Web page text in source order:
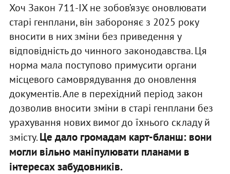
Хоч Закон 711-IX не зобов’язує оновлювати
старі генплани, він забороняє з 2025 року
вносити в них зміни без приведення у
відповідність до чинного законодавства. Ця
норма мала поступово примусити органи
місцевого самоврядування до оновлення
документів. Але в перехідний період закон
дозволив вносити зміни в старі генплани без
урахування нових вимог до їхнього складу й
змісту.Це дало громадам карт-бланш: вони
могли вільно маніпулювати планами в
інтересах забудовників.